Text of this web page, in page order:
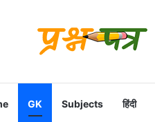
GK Subjects हिंदी